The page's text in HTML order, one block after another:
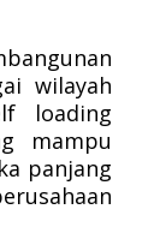
wilayah
loading
mampu
panjang